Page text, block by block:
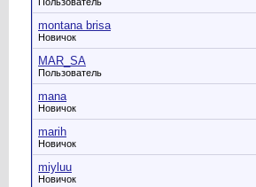
montana brisa
Новичок
MAR_SA
Пользователь
mana
Новичок
marih
Новичок
miyluu
Новичок